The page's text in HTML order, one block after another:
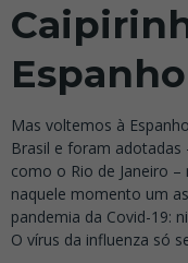
Mas voltemos à
Brasil e foram
como o Rio de Janeiro
naquele momento um
pandemia da Covid-19:
O vírus da influenza só